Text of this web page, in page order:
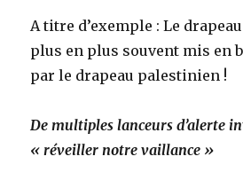
A titre d’exemple : Le
plus en plus souvent mis en
par le drapeau palestinien !
De multiples lanceurs d’alerte
« réveiller notre vaillance »